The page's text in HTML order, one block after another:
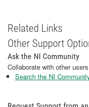
Related Links
Other Support
Ask the NI Community
Collaborate with other
Search the NI